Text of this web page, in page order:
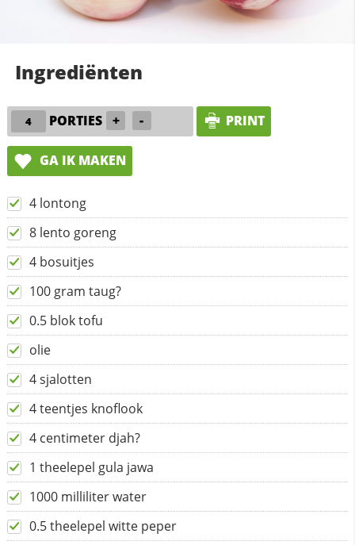
Ingrediënten
PORTIES + - PRINT
GA IK MAKEN
4 lontong
8 lento goreng
4 bosuitjes
100 gram taug?
0.5 blok tofu
olie
4 sjalotten
4 teentjes knoflook
4 centimeter djah?
1 theelepel gula jawa
1000 milliliter water
0.5 theelepel witte peper